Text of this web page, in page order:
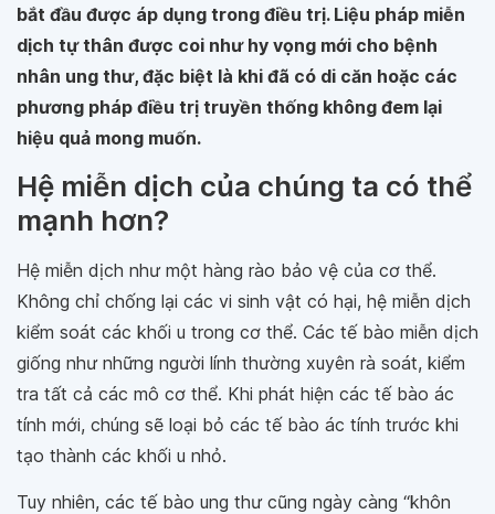
bắt đầu được áp dụng trong điều trị. Liệu pháp miễn
dịch tự thân được coi như hy vọng mới cho bệnh
nhân ung thư, đặc biệt là khi đã có di căn hoặc các
phương pháp điều trị truyền thống không đem lại
hiệu quả mong muốn.
Hệ miễn dịch của chúng ta có thể
mạnh hơn?
Hệ miễn dịch như một hàng rào bảo vệ của cơ thể.
Không chỉ chống lại các vi sinh vật có hại, hệ miễn dịch
kiểm soát các khối u trong cơ thể. Các tế bào miễn dịch
giống như những người lính thường xuyên rà soát, kiểm
tra tất cả các mô cơ thể. Khi phát hiện các tế bào ác
tính mới, chúng sẽ loại bỏ các tế bào ác tính trước khi
tạo thành các khối u nhỏ.
Tuy nhiên, các tế bào ung thư cũng ngày càng “khôn